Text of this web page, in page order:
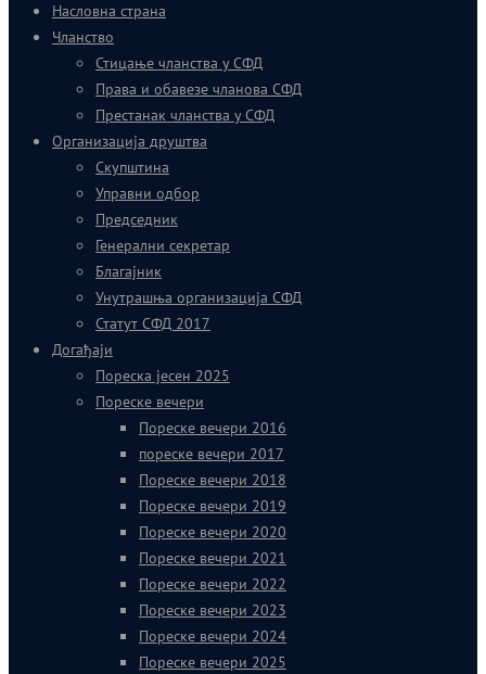
Насловна страна
Чланство
Стицање чланства у СФД
Права и обавезе чланова СФД
Престанак чланства у СФД
Организација друштва
Скупштина
Управни одбор
Председник
Генерални секретар
Благајник
Унутрашња организација СФД
Статут СФД 2017
Догађаји
Пореска јесен 2025
Пореске вечери
Пореске вечери 2016
пореске вечери 2017
Пореске вечери 2018
Пореске вечери 2019
Пореске вечери 2020
Пореске вечери 2021
Пореске вечери 2022
Пореске вечери 2023
Пореске вечери 2024
Пореске вечери 2025